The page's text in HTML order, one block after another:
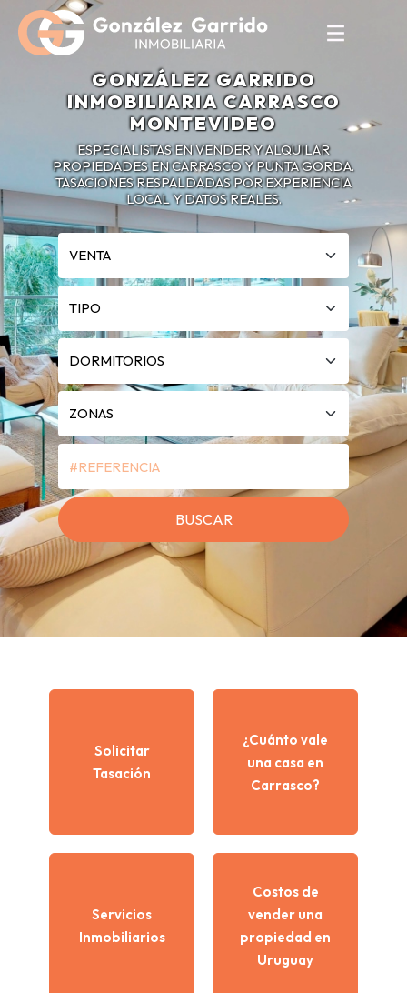
GONZÁLEZ GARRIDO
INMOBILIARIA CARRASCO
MONTEVIDEO
ESPECIALISTAS EN VENDER Y ALQUILAR
PROPIEDADES EN CARRASCO Y PUNTA GORDA.
TASACIONES RESPALDADAS POR EXPERIENCIA
LOCAL Y DATOS REALES.
Solicitar
Tasación
¿Cuánto vale
una casa en
Carrasco?
Servicios
Inmobiliarios
Costos de
vender una
propiedad en
Uruguay